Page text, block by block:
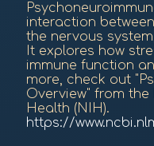
interaction
the nervous
It explores how
immune function
more, check out
Overview" from
Health (NIH).
https://